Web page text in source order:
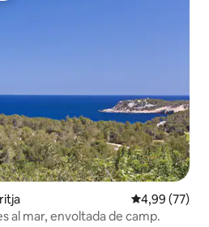
4,99 de
4,99 (77)
al mar, envoltada de camp.